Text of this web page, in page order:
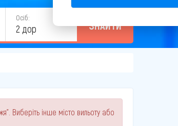
Осіб:
2 дор ЗНАЙТИ
Виберіть інше місто вильоту або